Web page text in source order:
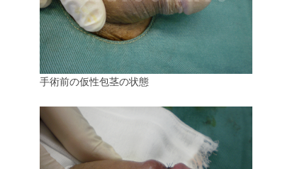
手術前の仮性包茎の状態